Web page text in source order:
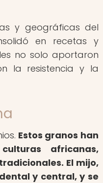
y geográficas del
en recetas y
no solo aportaron
la resistencia y la
Estos granos han
africanas,
El mijo,
y central, y se